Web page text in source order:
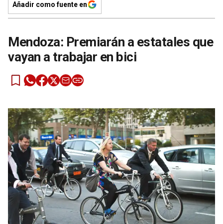
Añadir como fuente en
Mendoza: Premiarán a estatales que
vayan a trabajar en bici